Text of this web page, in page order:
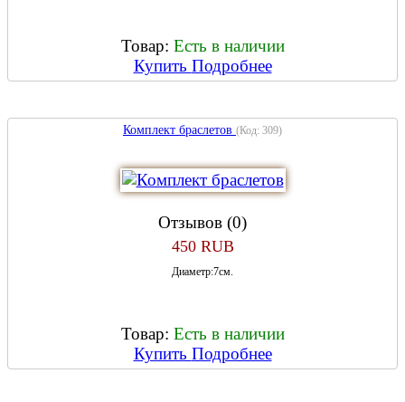
Товар: Есть в наличии
Купить Подробнее
Комплект браслетов (Код: 309)
Отзывов (0)
450 RUB
Диаметр:7см.
Товар: Есть в наличии
Купить Подробнее